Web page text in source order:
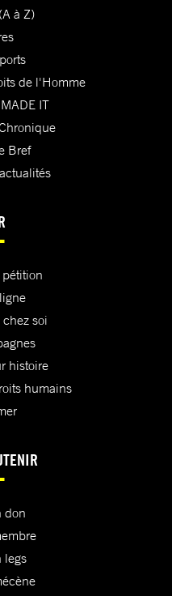
à Z)
de l'Homme
IT
Bref
soi
histoire
humains
don
legs